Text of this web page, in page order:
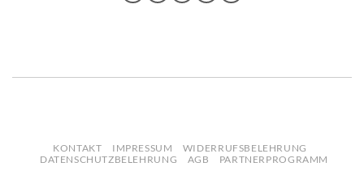
KONTAKT IMPRESSUM
WIDERRUFSBELEHRUNG
DATENSCHUTZBELEHRUNG
AGB PARTNERPROGRAMM